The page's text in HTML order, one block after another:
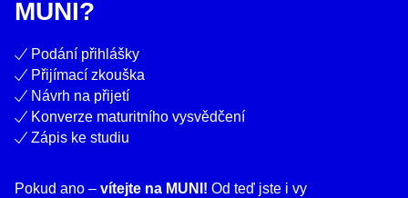
MUNI?
Podání přihlášky
Přijímací zkouška
Návrh na přijetí
Konverze maturitního vysvědčení
Zápis ke studiu
Pokud ano – vítejte na MUNI! Od teď jste i vy